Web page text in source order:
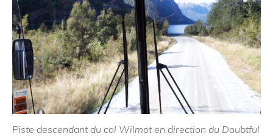
Piste descendant du col Wilmot en direction du Doubtful